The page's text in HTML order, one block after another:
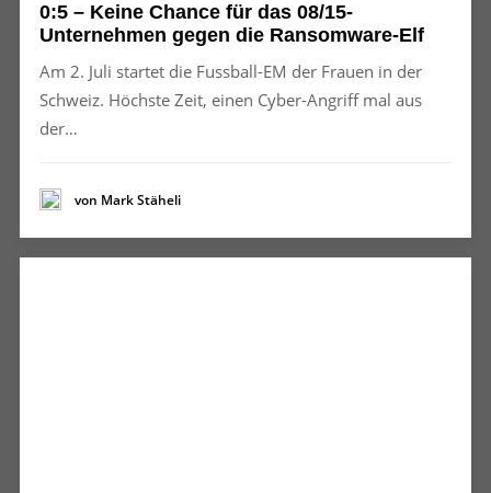
0:5 – Keine Chance für das 08/15-
Unternehmen gegen die Ransomware-Elf
Am 2. Juli startet die Fussball-EM der Frauen in der
Schweiz. Höchste Zeit, einen Cyber-Angriff mal aus
der…
von Mark Stäheli